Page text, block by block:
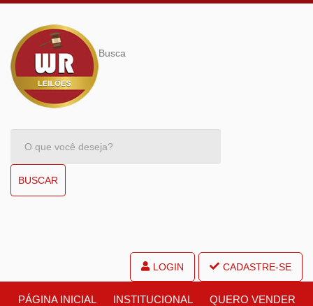
Busca
BUSCAR
LOGIN CADASTRE-SE
PÁGINA INICIAL INSTITUCIONAL QUERO VENDER